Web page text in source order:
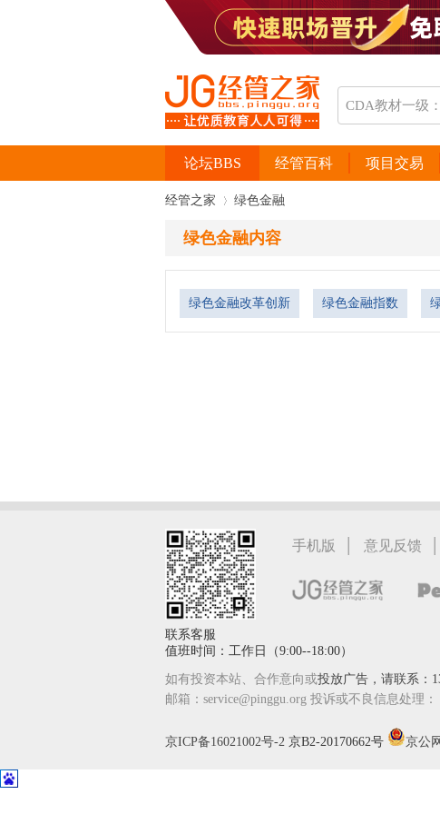
经管百科 项目交易
论坛BBS
经管之家 绿色金融
绿色金融内容
绿色金融改革创新 绿色金融指数
手机版 | 意见反馈 |
联系客服
值班时间：工作日（9:00--18:00）
如有投资本站、合作意向或投放广告，请联系：
邮箱：service@pinggu.org 投诉或不良信息处理：
京ICP备16021002号-2 京B2-20170662号 京公